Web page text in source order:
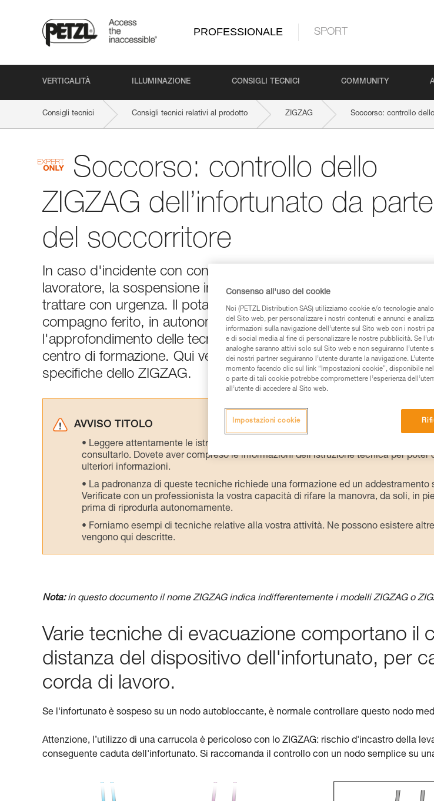
PROFESSIONALE SPORT
VERTICALITÀ ILLUMINAZIONE CONSIGLI TECNICI COMMUNITY
Consigli tecnici Consigli tecnici relativi al prodotto ZIGZAG Soccorso: controllo
Soccorso: controllo dello
ZIGZAG dell’infortunato da parte
del soccorritore
In caso d'incidente con conseguente perdita di coscienza, o
lavoratore, la sospensione inerte nell'imbracatura rappresenta un
trattare con urgenza. Il potatore deve essere in grado di
compagno ferito, in autonomia. Lo scopo di questo documento
l'approfondimento delle tecniche di soccorso che devono essere
centro di formazione. Qui vengono presentate soltanto alcune
specifiche dello ZIGZAG.
AVVISO TITOLO
Leggere attentamente le istruzioni tecniche dei prodotti utilizzati in questo
consultarlo. Dovete aver compreso le informazioni dell’istruzione tecnica per poter
ulteriori informazioni.
La padronanza di queste tecniche richiede una formazione ed un addestramento
Verificate con un professionista la vostra capacità di rifare la manovra, da soli, in
prima di riprodurla autonomamente.
Forniamo esempi di tecniche relative alla vostra attività. Ne possono esistere
vengono qui descritte.
Nota:in questo documento il nome ZIGZAG indica indifferentemente i modelli ZIGZAG o
Varie tecniche di evacuazione comportano il
distanza del dispositivo dell'infortunato, per
corda di lavoro.
Se l'infortunato è sospeso su un nodo autobloccante, è normale controllare questo nodo
Attenzione, l’utilizzo di una carrucola è pericoloso con lo ZIGZAG: rischio d'incastro della
conseguente caduta dell'infortunato. Si raccomanda il controllo con un nodo semplice su
Consenso all'uso dei cookie
Noi (PETZL Distribution SAS) utilizziamo cookie e/o tecnologie
del Sito web, per personalizzare i nostri contenuti e annunci e
informazioni sulla navigazione dell’utente sul Sito web con i nostri
e di social media al fine di personalizzare le nostre pubblicità. Se
analoghe saranno attivi solo sul Sito web e non seguiranno
dei nostri partner seguiranno l’utente durante la navigazione.
momento facendo clic sul link “Impostazioni cookie”, disponibile
o parte di tali cookie potrebbe compromettere l’esperienza
all’utente di accedere al Sito web.
Impostazioni cookie